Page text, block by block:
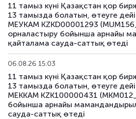
11 тамыз күні Қазақстан қор
13 тамызда болатын, өтеуге
МЕУКАМ KZKD00001293
орналастыру бойынша арнайы
қайталама сауда-саттық өтеді
06.08.26 15:03
11 тамыз күні Қазақстан қор
13 тамызда болатын, өтеуге
МЕККАМ KZK100000431
бойынша арнайы
сауда-саттық өтеді